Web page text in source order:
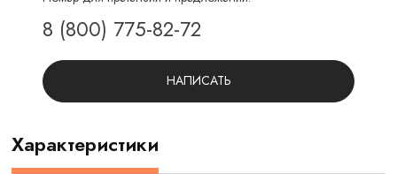
8 (800) 775-82-72
НАПИСАТЬ
Характеристики